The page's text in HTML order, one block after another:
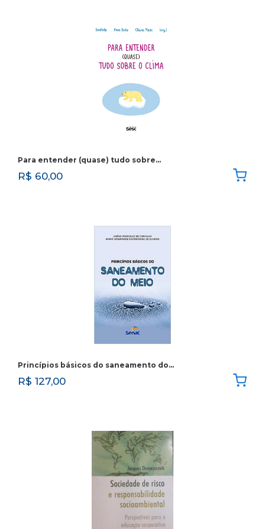
Para entender (quase) tudo sobre…
R$ 60,00
Princípios básicos do saneamento do…
R$ 127,00